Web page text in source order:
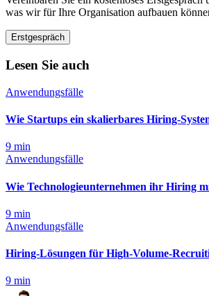
was wir für Ihre Organisation aufbauen
Erstgespräch
Lesen Sie auch
Anwendungsfälle
Wie Startups ein skalierbares Hiring-
9 min
Anwendungsfälle
Wie Technologieunternehmen ihr Hiring
9 min
Anwendungsfälle
Hiring-Lösungen für High-Volume-
9 min